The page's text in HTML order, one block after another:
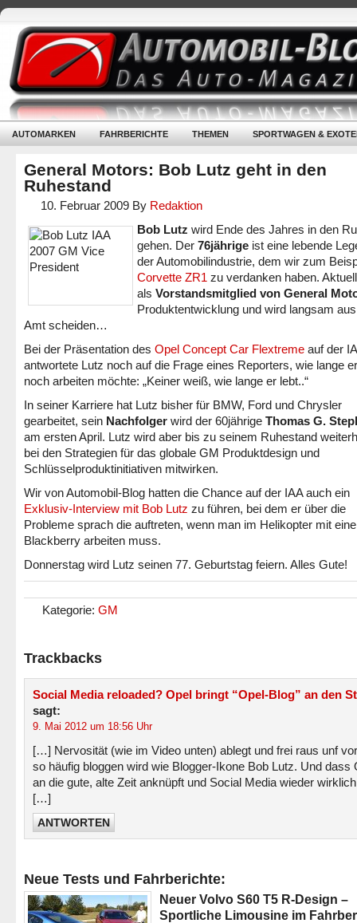
AUTOMARKEN FAHRBERICHTE THEMEN SPORTWAGEN &
General Motors: Bob Lutz geht in den
Ruhestand
10. Februar 2009 By Redaktion
Bob Lutz wird Ende des Jahres in den
gehen. Der 76jährige ist eine lebende
der Automobilindustrie, dem wir zum
Corvette ZR1 zu verdanken haben.
als Vorstandsmitglied von General
Produktentwicklung und wird langsam
Amt scheiden…
Bei der Präsentation des Opel Concept Car Flextreme auf der
antwortete Lutz noch auf die Frage eines Reporters, wie lange
noch arbeiten möchte: „Keiner weiß, wie lange er lebt..“
In seiner Karriere hat Lutz bisher für BMW, Ford und Chrysler
gearbeitet, sein Nachfolger wird der 60jährige Thomas G.
am ersten April. Lutz wird aber bis zu seinem Ruhestand
bei den Strategien für das globale GM Produktdesign und
Schlüsselproduktinitiativen mitwirken.
Wir von Automobil-Blog hatten die Chance auf der IAA auch ein
Exklusiv-Interview mit Bob Lutz zu führen, bei dem er über die
Probleme sprach die auftreten, wenn man im Helikopter mit
Blackberry arbeiten muss.
Donnerstag wird Lutz seinen 77. Geburtstag feiern. Alles Gute!
Kategorie: GM
Trackbacks
Social Media reloaded? Opel bringt “Opel-Blog” an den
sagt:
9. Mai 2012 um 18:56 Uhr
[…] Nervosität (wie im Video unten) ablegt und frei raus unf
so häufig bloggen wird wie Blogger-Ikone Bob Lutz. Und dass
an die gute, alte Zeit anknüpft und Social Media wieder
[…]
ANTWORTEN
Neue Tests und Fahrberichte:
Neuer Volvo S60 T5 R-Design –
Sportliche Limousine im